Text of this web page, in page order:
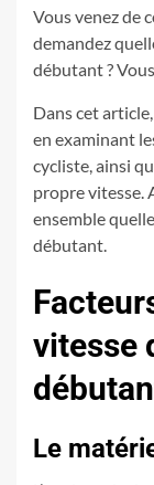
Vous venez de
demandez
débutant ?
Dans cet
en examinant
cycliste, ainsi
propre vitesse.
ensemble
débutant.
vitesse
Le